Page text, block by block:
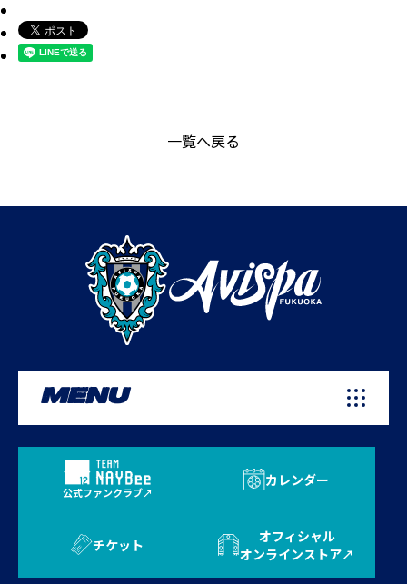
一覧へ戻る
MENU
公式ファンクラブ
カレンダー
チケット
オフィシャル
オンラインストア